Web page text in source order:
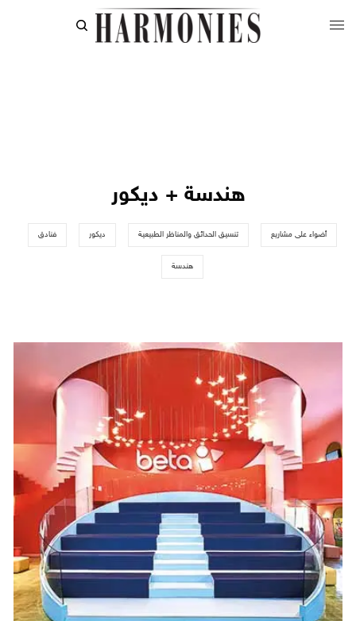
هندسة + ديكور
أضواء على مشاريع تنسيق الحدائق والمناظر الطبيعية ديكور فنادق
هندسة